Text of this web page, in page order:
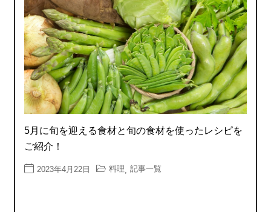
5月に旬を迎える食材と旬の食材を使ったレシピを
ご紹介！
2023年4月22日 料理, 記事一覧